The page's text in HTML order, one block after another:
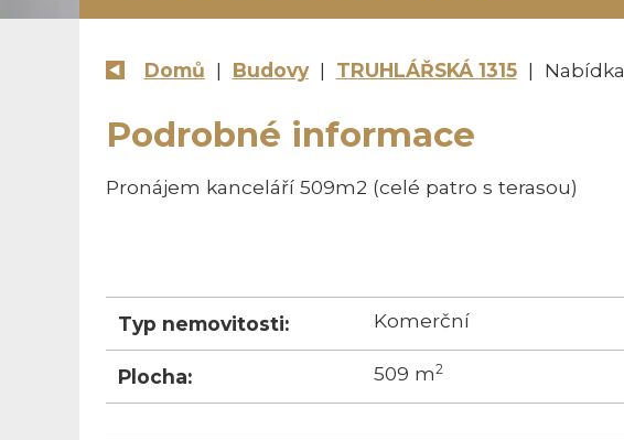
Domů | Budovy| TRUHLÁŘSKÁ 1315| Nabídka
Podrobné informace
Pronájem kanceláří 509m2 (celé patro s terasou)
Typ nemovitosti: Komerční
Plocha: 509 m2